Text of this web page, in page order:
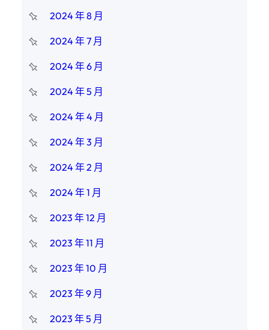
2024 年 8 月
2024 年 7 月
2024 年 6 月
2024 年 5 月
2024 年 4 月
2024 年 3 月
2024 年 2 月
2024 年 1 月
2023 年 12 月
2023 年 11 月
2023 年 10 月
2023 年 9 月
2023 年 5 月